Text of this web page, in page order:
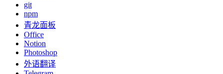
git
npm
青龙面板
Office
Notion
Photoshop
外语翻译